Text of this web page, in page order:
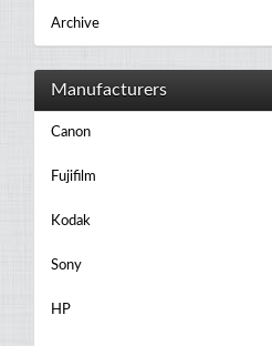
Archive
Manufacturers
Canon
Fujifilm
Kodak
Sony
HP